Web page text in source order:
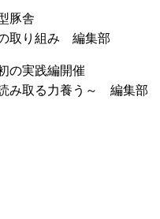
豚舎
取り組み 編集部
の実践編開催
み取る力養う～ 編集部